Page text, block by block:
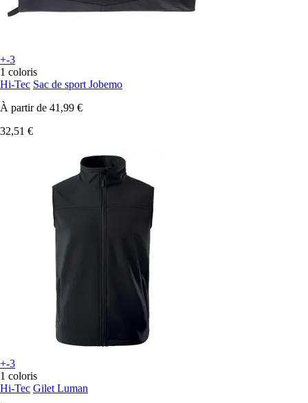
+-3
1 coloris
Hi-Tec Sac de sport Jobemo
À partir de 41,99 €
32,51 €
+-3
1 coloris
Hi-Tec Gilet Luman